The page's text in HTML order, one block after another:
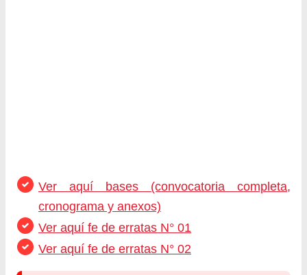
Ver aquí bases (convocatoria completa,
cronograma y anexos)
Ver aquí fe de erratas N° 01
Ver aquí fe de erratas N° 02